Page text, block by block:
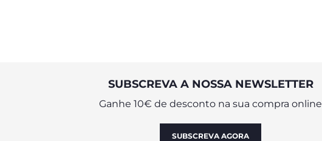
SUBSCREVA A NOSSA NEWSLETTER
Ganhe 10€ de desconto na sua compra online
SUBSCREVA AGORA